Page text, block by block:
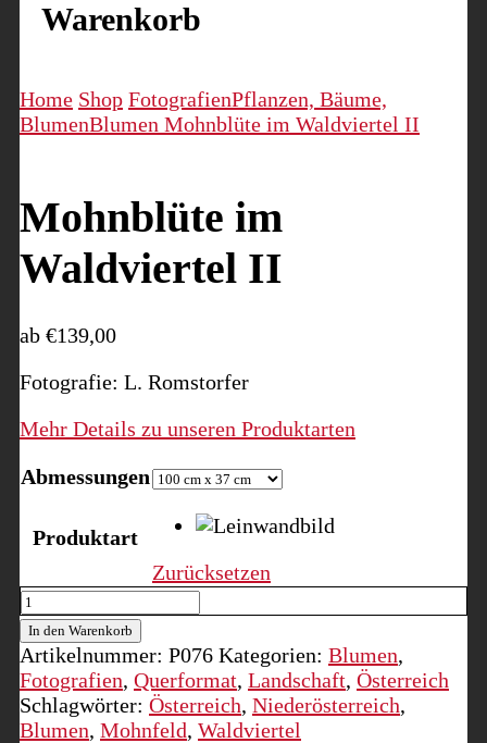
Warenkorb
Home Shop FotografienPflanzen, Bäume,
BlumenBlumen Mohnblüte im Waldviertel II
Mohnblüte im
Waldviertel II
ab €139,00
Fotografie: L. Romstorfer
Mehr Details zu unseren Produktarten
Abmessungen
Produktart
Zurücksetzen
Mohnblüte
im
Waldviertel
II
Menge
In den Warenkorb
Artikelnummer: P076 Kategorien: Blumen,
Fotografien, Querformat, Landschaft, Österreich
Schlagwörter: Österreich, Niederösterreich,
Blumen, Mohnfeld, Waldviertel